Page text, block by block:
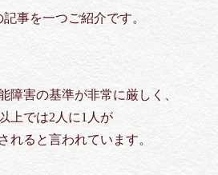
事を一つご紹介です。
障害の基準が非常に厳しく、
上では2人に1人が
れると言われています。